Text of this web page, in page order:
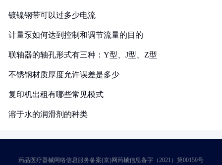
镀镍钢带可以过多少电流
计量泵如何达到控制和调节流量的目的
联轴器的轴孔形式有三种：Y型、J型、Z型
不锈钢材质厚度允许误差是多少
复印机出租有哪些常见模式
溶于水的润滑剂的种类
药品医疗器械网络信息服务备案(京)网药械信息备字（2021）第00159号